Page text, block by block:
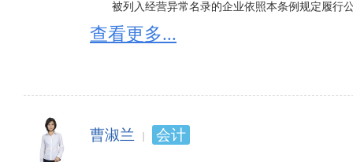
被列入经营异常名录的企业依照本条例规定履行
异常名录；满3年未依照本条例规定履行公示义务的
市人民政府工商行政管理部门列入严重违法企业名单
被列入经营异常名录有什么后果：
查看更多...
曹淑兰 会计